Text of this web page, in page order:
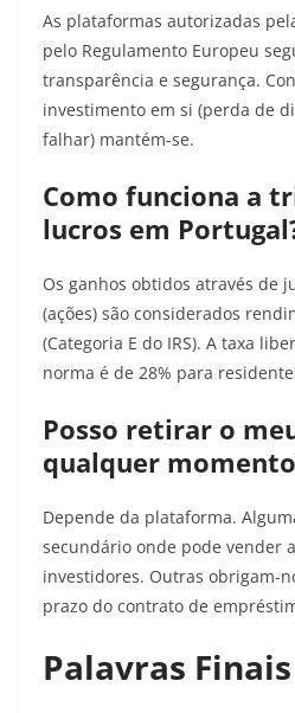
As plataformas autorizadas
pelo Regulamento Europeu
transparência e segurança.
investimento em si (perda de
falhar) mantém-se.
Como funciona a
lucros em
Os ganhos obtidos através de
(ações) são considerados
(Categoria E do IRS). A taxa
norma é de 28% para
Posso retirar o
qualquer
Depende da plataforma.
secundário onde pode vender
investidores. Outras obrigam-
prazo do contrato de
Palavras Finais